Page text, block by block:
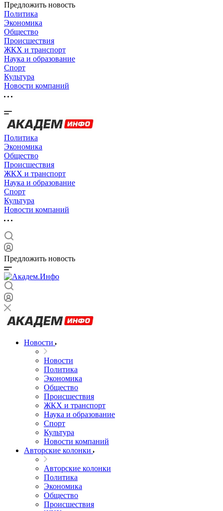
Предложить новость
Политика
Экономика
Общество
Происшествия
ЖКХ и транспорт
Наука и образование
Спорт
Культура
Новости компаний
Политика
Экономика
Общество
Происшествия
ЖКХ и транспорт
Наука и образование
Спорт
Культура
Новости компаний
Предложить новость
Новости
Новости
Политика
Экономика
Общество
Происшествия
ЖКХ и транспорт
Наука и образование
Спорт
Культура
Новости компаний
Авторские колонки
Авторские колонки
Политика
Экономика
Общество
Происшествия